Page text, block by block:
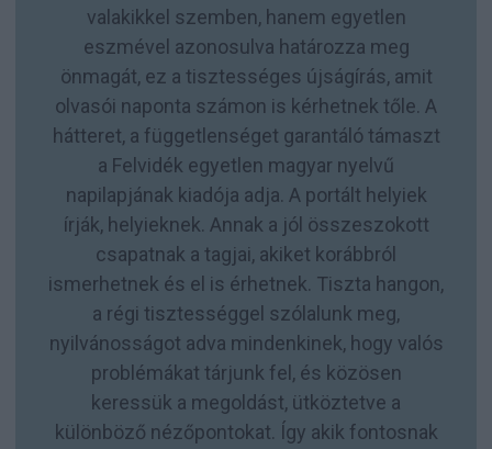
valakikkel szemben, hanem egyetlen
eszmével azonosulva határozza meg
önmagát, ez a tisztességes újságírás, amit
olvasói naponta számon is kérhetnek tőle. A
hátteret, a függetlenséget garantáló támaszt
a Felvidék egyetlen magyar nyelvű
napilapjának kiadója adja. A portált helyiek
írják, helyieknek. Annak a jól összeszokott
csapatnak a tagjai, akiket korábbról
ismerhetnek és el is érhetnek. Tiszta hangon,
a régi tisztességgel szólalunk meg,
nyilvánosságot adva mindenkinek, hogy valós
problémákat tárjunk fel, és közösen
keressük a megoldást, ütköztetve a
különböző nézőpontokat. Így akik fontosnak